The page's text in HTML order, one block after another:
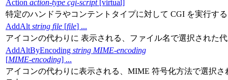
Action action-type cgi-script[virtual]
特定のハンドラやコンテントタイプに対して CGI を実行す
AddAlt string file [file] ...
アイコンの代わりに 表示される、ファイル名で選択された
AddAltByEncoding string MIME-encoding
[MIME-encoding] ...
アイコンの代わりに表示される、MIME 符号化方法で選択さ